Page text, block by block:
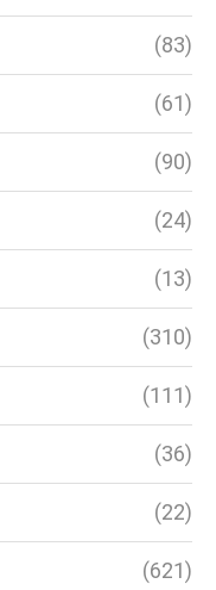
(83)
(61)
(90)
(24)
(13)
(310)
(111)
(36)
(22)
(621)